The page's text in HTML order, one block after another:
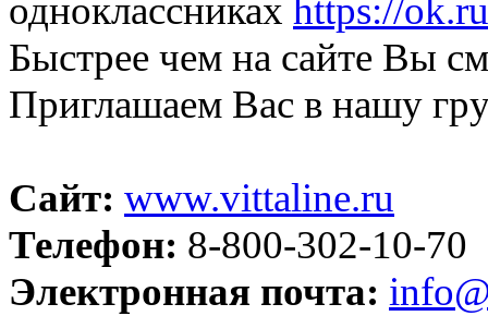
одноклассниках https://
Быстрее чем на сайте Вы
Приглашаем Вас в нашу
Сайт: www.vittaline.ru
Телефон: 8-800-302-10-70
Электронная почта: